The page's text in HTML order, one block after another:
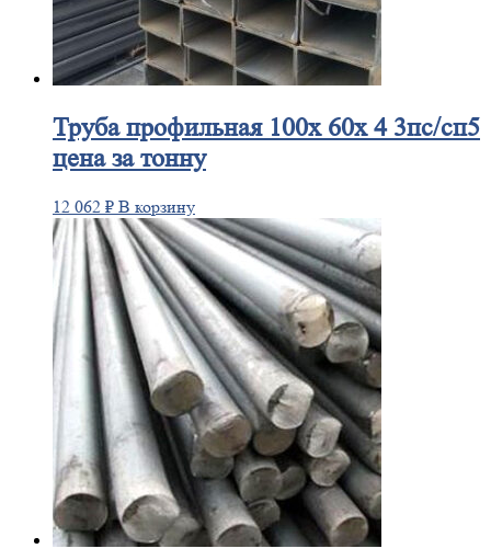
Трубапрофильная 100х 60х 4 3пс/сп5
цена за тонну
12 062 ₽ В корзину